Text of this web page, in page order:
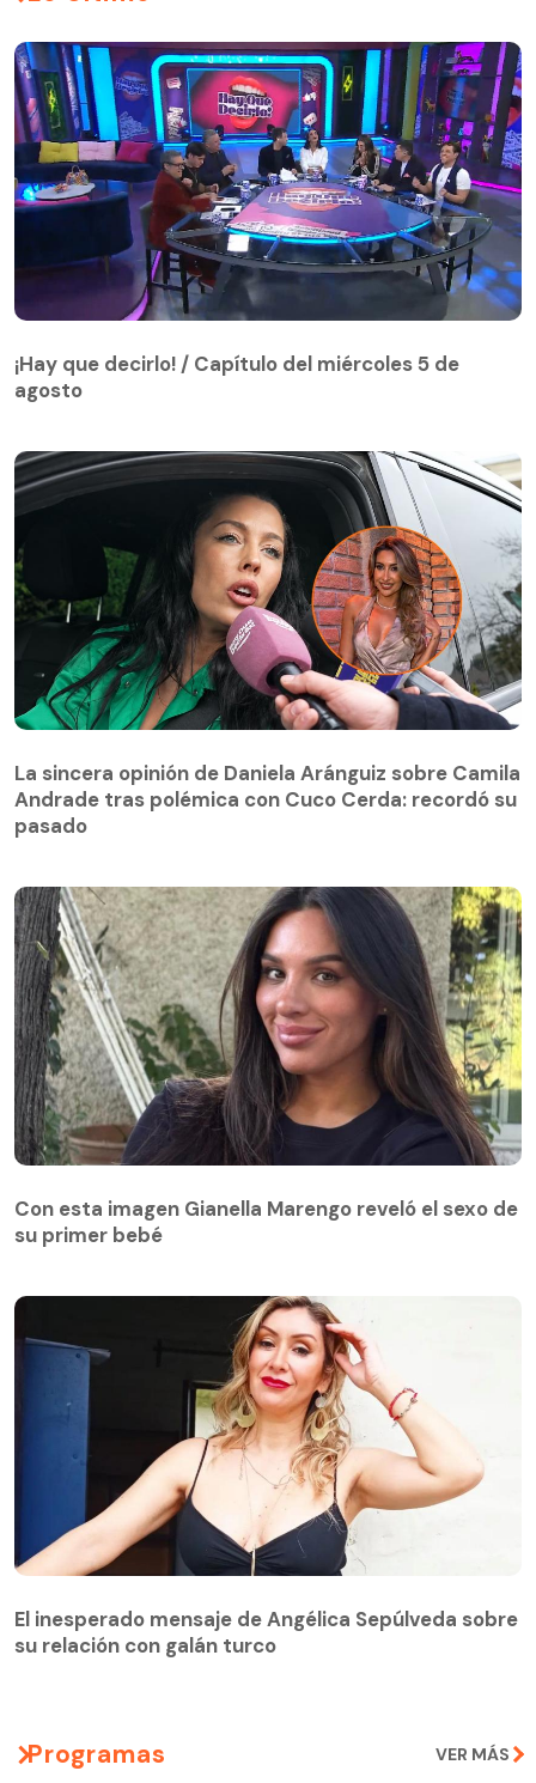
agosto
¡Hay que decirlo! / Capítulo del miércoles 5 de
agosto
Andrade tras polémica con Cuco Cerda: recordó su
pasado
La sincera opinión de Daniela Aránguiz sobre Camila
Andrade tras polémica con Cuco Cerda: recordó su
pasado
Con esta imagen Gianella Marengo reveló el sexo de
su primer bebé
El inesperado mensaje de Angélica Sepúlveda sobre
su relación con galán turco
Programas VER MÁS